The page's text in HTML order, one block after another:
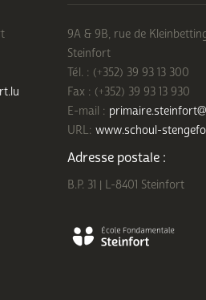
9A & 9B, rue de
Steinfort
Tél. : (+352) 39 93 13 300
Fax : (+352) 39 93 13 930
E-mail :
URL: www.schoul-
Adresse postale :
B.P. 31 | L-8401 Steinfort